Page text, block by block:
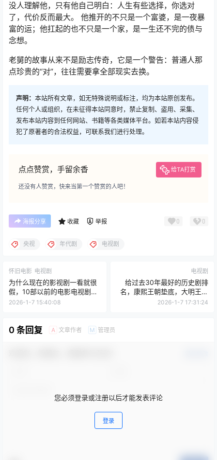
没人理解他，只有他自己明白：人生有些选择，你选对
了，代价反而最大。 他推开的不只是一个富婆，是一夜暴
富的运；他扛起的也不只是一个家，是一生还不完的债与
念想。
老舅的故事从来不是励志传奇，它是一个警告：普通人那
点珍贵的“对”，往往需要拿全部现实去换。
声明： 本站所有文章，如无特殊说明或标注，均为本站原创发布。
任何个人或组织，在未征得本站同意时，禁止复制、盗用、采集、
发布本站内容到任何网站、书籍等各类媒体平台。如若本站内容侵
犯了原著者的合法权益，可联系我们进行处理。
点点赞赏，手留余香 给TA打赏
还没有人赞赏，快来当第一个赞赏的人吧！
海报分享 收藏 举报 0 0
央视 年代剧 电视剧
怀旧电影 电视剧
为什么现在的影视剧一看就很
假，10部以前的电影电视剧，
是真敢拍啊！
2026-1-7 15:40:08
电视剧
给过去30年最好的历史剧排
名，康熙王朝垫底，大明王朝
仅第二
2026-1-7 17:31:24
0 条回复 A 文章作者 M 管理员
您必须登录或注册以后才能发表评论
登录